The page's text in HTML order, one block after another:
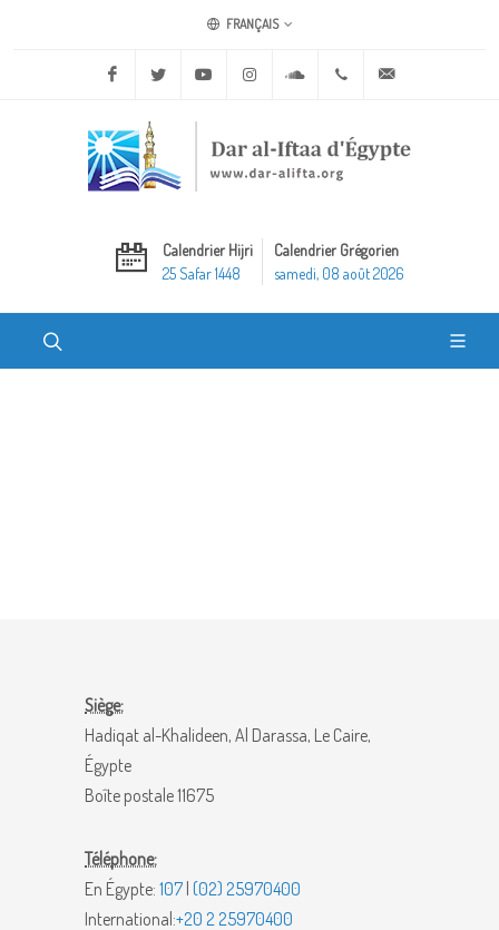
FRANÇAIS
Facebook Twitter Youtube Instagram Soundcloud+20 2 25970400
Calendrier Hijri
25 Safar 1448
Calendrier Grégorien
samedi, 08 août 2026
Siège:
Hadiqat al-Khalideen, Al Darassa, Le Caire,
Égypte
Boîte postale 11675
Téléphone:
En Égypte: 107 (02) 25970400
International:+20 2 25970400